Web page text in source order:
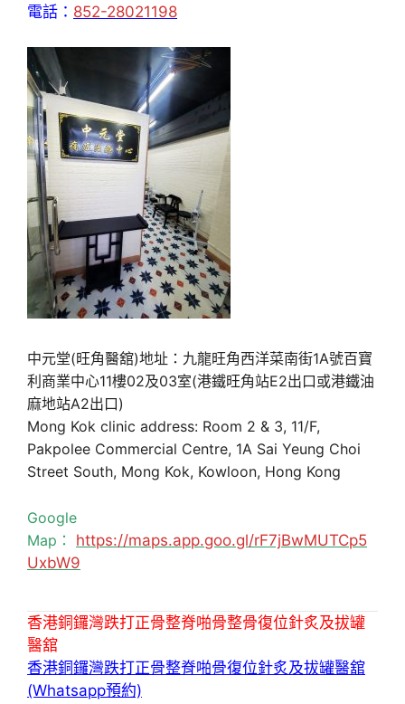
電話： 852-28021198
中元堂(旺角醫舘)地址：九龍旺角西洋菜南街1A號百寶
利商業中心11樓02及03室(港鐵旺角站E2出口或港鐵油
麻地站A2出口)
Mong Kok clinic address: Room 2 & 3, 11/F,
Pakpolee Commercial Centre, 1A Sai Yeung Choi
Street South, Mong Kok, Kowloon, Hong Kong
Google
Map： https://maps.app.goo.gl/rF7jBwMUTCp5
UxbW9
香港銅鑼灣跌打正骨整脊啪骨整骨復位針炙及拔罐
醫舘
香港銅鑼灣跌打正骨整脊啪骨復位針炙及拔罐醫舘
(Whatsapp預約)